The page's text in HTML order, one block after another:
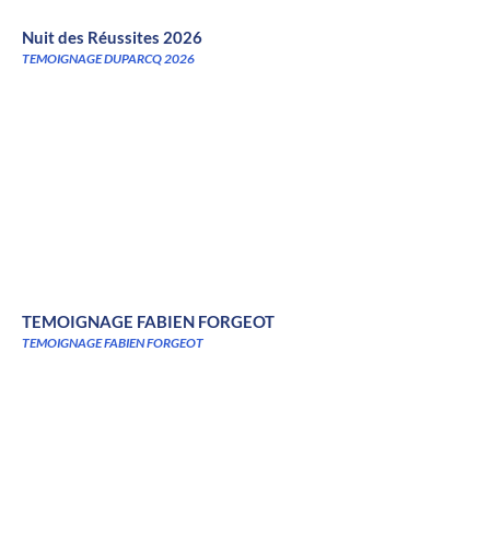
Nuit des Réussites 2026
TEMOIGNAGE DUPARCQ 2026
TEMOIGNAGE FABIEN FORGEOT
TEMOIGNAGE FABIEN FORGEOT